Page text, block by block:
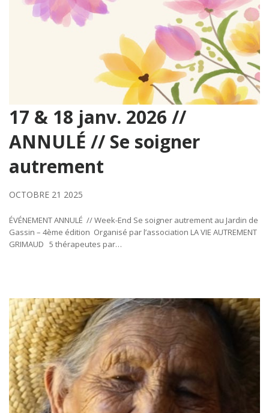
17 & 18 janv. 2026 //
ANNULÉ // Se soigner
autrement
OCTOBRE 21 2025
ÉVÉNEMENT ANNULÉ // Week-End Se soigner autrement au Jardin de
Gassin – 4ème édition Organisé par l’association LA VIE AUTREMENT
GRIMAUD 5 thérapeutes par…